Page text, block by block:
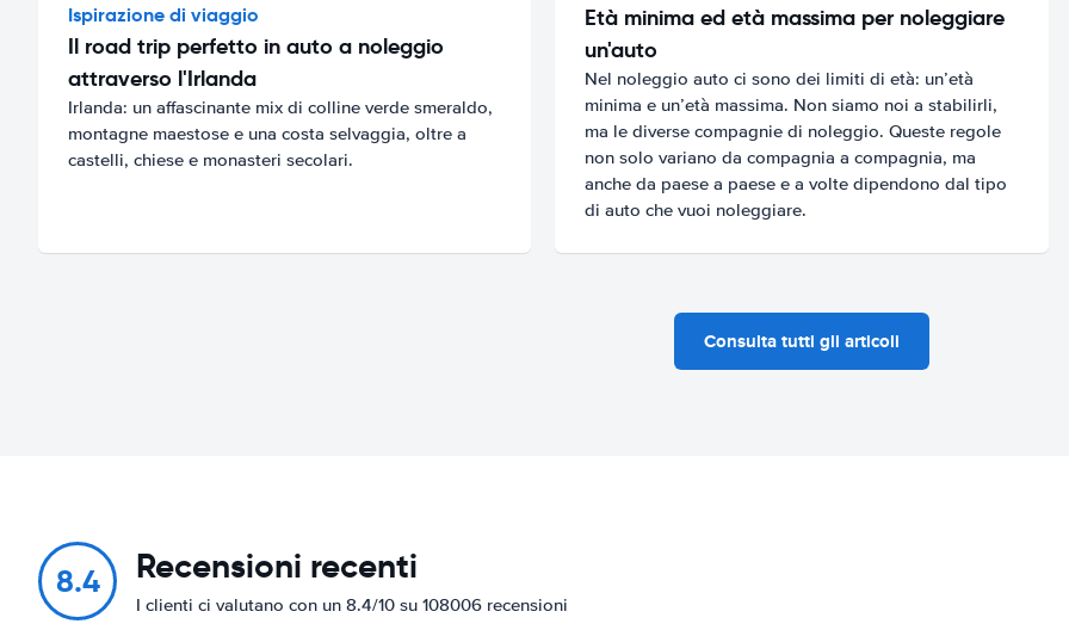
Ispirazione di viaggio
Il road trip perfetto in auto a noleggio
attraverso l'Irlanda
Irlanda: un affascinante mix di colline verde smeraldo,
montagne maestose e una costa selvaggia, oltre a
castelli, chiese e monasteri secolari.
Età minima ed età massima per noleggiare
un'auto
Nel noleggio auto ci sono dei limiti di età: un’età
minima e un’età massima. Non siamo noi a stabilirli,
ma le diverse compagnie di noleggio. Queste regole
non solo variano da compagnia a compagnia, ma
anche da paese a paese e a volte dipendono dal tipo
di auto che vuoi noleggiare.
Consulta tutti gli articoli
8.4 Recensioni recenti
I clienti ci valutano con un 8.4/10 su 108006 recensioni